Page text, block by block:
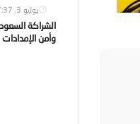
يوليو 3, 2026
الشراكة
وأمن الإمدادات